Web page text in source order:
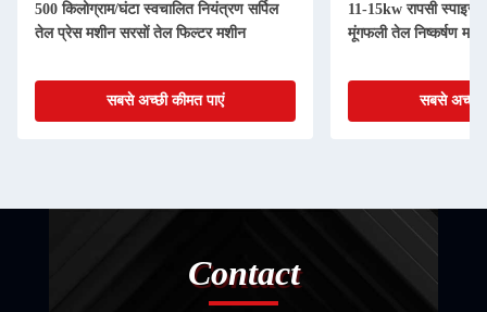
500 किलोग्राम/घंटा स्वचालित नियंत्रण सर्पिल
तेल प्रेस मशीन सरसों तेल फिल्टर मशीन
सबसे अच्छी कीमत पाएं
11-15kw रापसी
मूंगफली तेल निष्कर्षण
सबसे अच्छी
Contact